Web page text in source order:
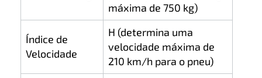
máxima de 750 kg)
Índice de
Velocidade
H (determina uma
velocidade máxima de
210 km/h para o pneu)